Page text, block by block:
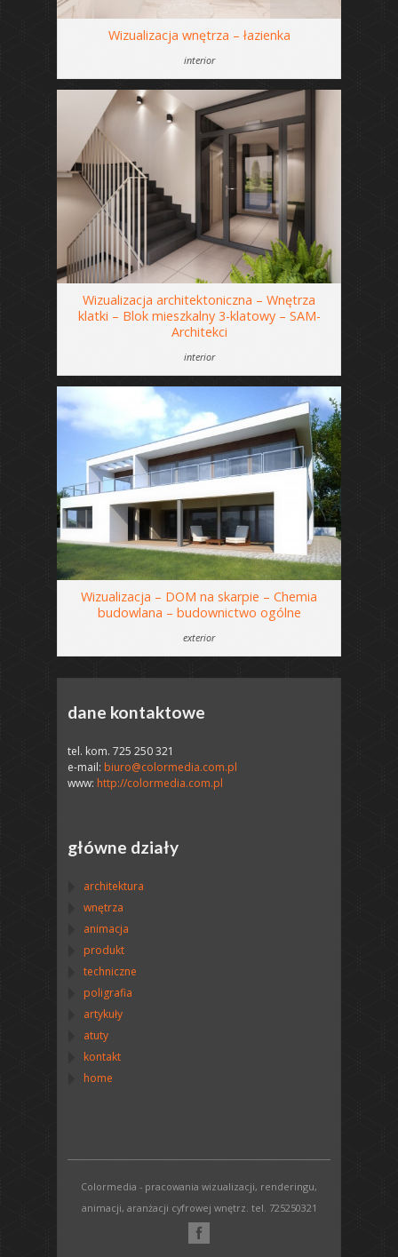
Wizualizacja wnętrza – łazienka
interior
Wizualizacja architektoniczna – Wnętrza
klatki – Blok mieszkalny 3-klatowy – SAM-
Architekci
interior
Wizualizacja – DOM na skarpie – Chemia
budowlana – budownictwo ogólne
exterior
dane kontaktowe
tel. kom. 725 250 321
e-mail: biuro@colormedia.com.pl
www: http://colormedia.com.pl
główne działy
architektura
wnętrza
animacja
produkt
techniczne
poligrafia
artykuły
atuty
kontakt
home
Colormedia - pracowania wizualizacji, renderingu,
animacji, aranżacji cyfrowej wnętrz. tel. 725250321